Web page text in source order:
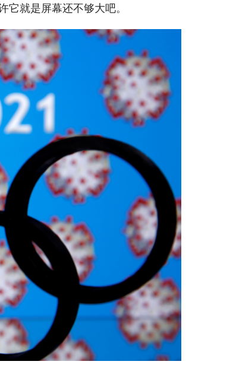
就是屏幕还不够大吧。